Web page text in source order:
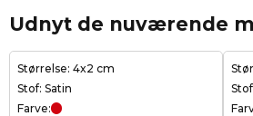
Udnyt de nuværende
Størrelse: 4x2 cm
Stof: Satin
Farve: